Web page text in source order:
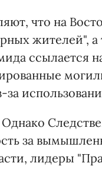
что на
жителей",
ссылается
за
лидеры